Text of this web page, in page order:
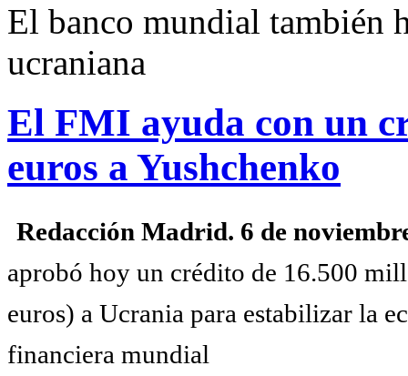
El banco mundial también
ucraniana
El FMI ayuda con un
euros a Yushchenko
Redacción Madrid. 6 de
aprobó hoy un crédito de 16.500
euros) a Ucrania para estabilizar la
financiera mundial